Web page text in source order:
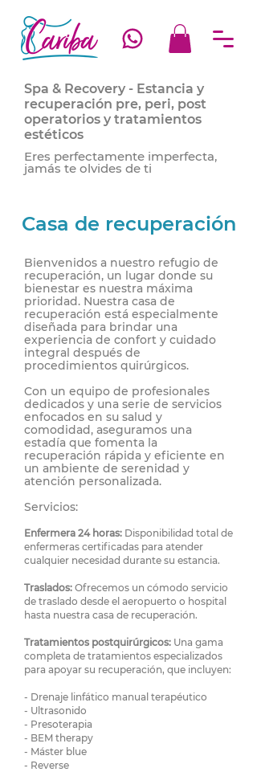
Spa & Recovery - Estancia y
recuperación pre, peri, post
operatorios y tratamientos
estéticos
Eres perfectamente imperfecta,
jamás te olvides de ti
Casa de recuperación
Bienvenidos a nuestro refugio de
recuperación, un lugar donde su
bienestar es nuestra máxima
prioridad. Nuestra casa de
recuperación está especialmente
diseñada para brindar una
experiencia de confort y cuidado
integral después de
procedimientos quirúrgicos.
Con un equipo de profesionales
dedicados y una serie de servicios
enfocados en su salud y
comodidad, aseguramos una
estadía que fomenta la
recuperación rápida y eficiente en
un ambiente de serenidad y
atención personalizada.
Servicios:
Enfermera 24 horas: Disponibilidad total de
enfermeras certificadas para atender
cualquier necesidad durante su estancia.
Traslados: Ofrecemos un cómodo servicio
de traslado desde el aeropuerto o hospital
hasta nuestra casa de recuperación.
Tratamientos postquirúrgicos: Una gama
completa de tratamientos especializados
para apoyar su recuperación, que incluyen:
- Drenaje linfático manual terapéutico
- Ultrasonido
- Presoterapia
- BEM therapy
- Máster blue
- Reverse